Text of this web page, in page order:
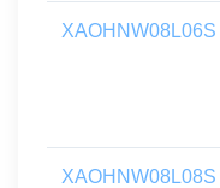
XAOHNW08L06S
XAOHNW08L08S